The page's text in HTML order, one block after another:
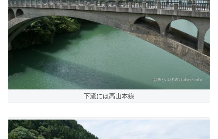
下流には高山本線